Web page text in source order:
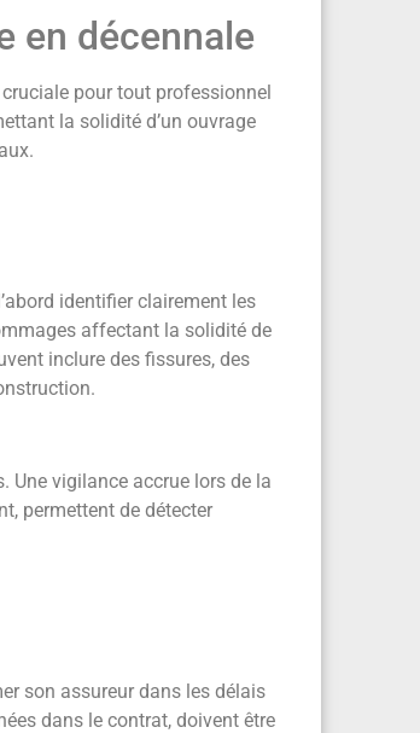
en décennale
pour tout professionnel
la solidité d’un ouvrage
identifier clairement les
affectant la solidité de
inclure des fissures, des
Une vigilance accrue lors de la
permettent de détecter
son assureur dans les délais
dans le contrat, doivent être